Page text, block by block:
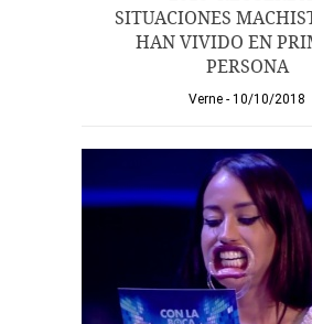
SITUACIONES
HAN VIVIDO EN
PERSONA
Verne 10/10/2018